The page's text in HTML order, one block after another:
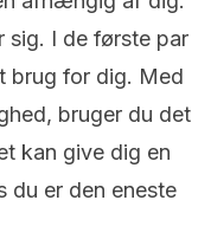
sig. I de første par
brug for dig. Med
bruger du det
kan give dig en
du er den eneste